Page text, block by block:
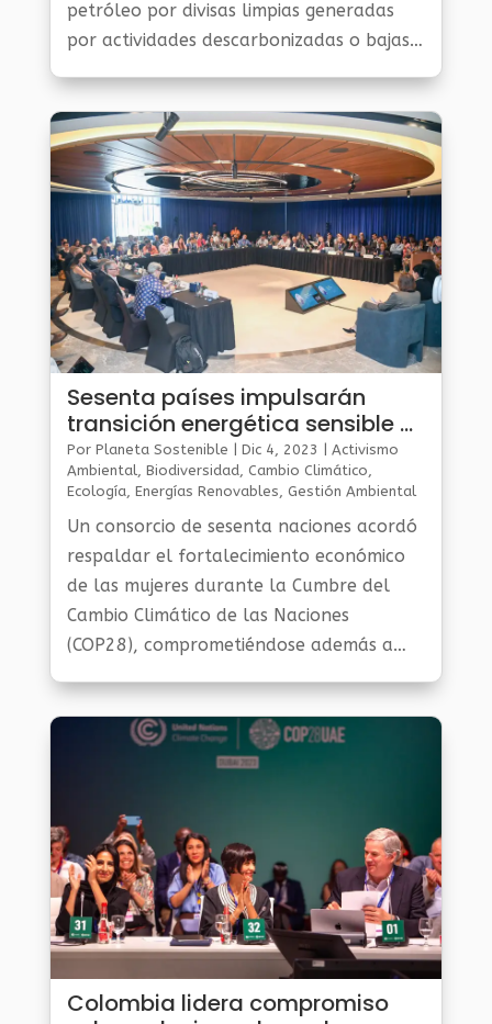
petróleo por divisas limpias generadas
por actividades descarbonizadas o bajas
mandatario.
Sesenta países impulsarán
transición energética sensible a
temas de género
Por Planeta Sostenible Dic 4, 2023
Activismo
Ambiental, Biodiversidad, Cambio Climático,
Ecología, Energías Renovables, Gestión Ambiental
Al Día,Planeta Verde
Un consorcio de sesenta naciones acordó
respaldar el fortalecimiento económico
de las mujeres durante la Cumbre del
Cambio Climático de las Naciones
(COP28), comprometiéndose además a
cuestiones de género.
Colombia lidera compromiso